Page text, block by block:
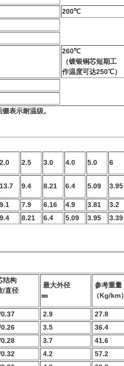
200℃
260℃
（镀银铜芯短期工
作温度可达250℃）
表示耐温级。
2.0 2.5 3.0 4.0 5.0 6
13.7 9.4 8.21 6.4 5.09 3.95
9.1 7.9 6.16 4.9 3.81
3.2
9.4 8.21 6.4 5.09 3.95
3.39
结构
/直径
最大外径
㎜
参考重量
（Kg/km）
2.9
27.8
3.5
36.4
3.7
41.6
4.2
57.2